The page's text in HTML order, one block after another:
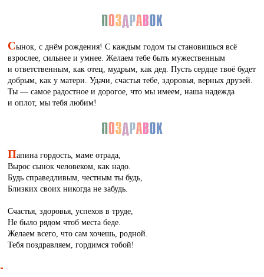
Сынок, с днём рождения! С каждым годом ты становишься всё
взрослее, сильнее и умнее. Желаем тебе быть мужественным
и ответственным, как отец, мудрым, как дед. Пусть сердце твоё будет
добрым, как у матери. Удачи, счастья тебе, здоровья, верных друзей.
Ты — самое радостное и дорогое, что мы имеем, наша надежда
и оплот, мы тебя любим!
Папина гордость, маме отрада,
Вырос сынок человеком, как надо.
Будь справедливым, честным ты будь,
Близких своих никогда не забудь.
Счастья, здоровья, успехов в труде,
Не было рядом чтоб места беде.
Желаем всего, что сам хочешь, родной.
Тебя поздравляем, гордимся тобой!